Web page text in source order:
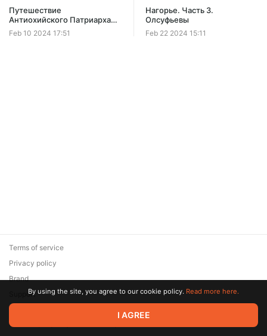
Путешествие
Антиохийского Патриарха
Макария в Россию в
половине XVII века,
Feb 10 2024 17:51
Нагорье. Часть 3.
Олсуфьевы
Feb 22 2024 15:11
© 2026 Zaya Solutions Limited. All rights reserved. All trademarks
are the property of their respective owners.
Terms of service
Privacy policy
Brand
SupportBy using the site, you agree to our cookie policy. Read more here.
I AGREE